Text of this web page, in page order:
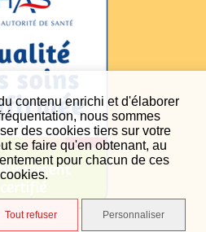
contenu enrichi et d'élaborer
nous sommes
des cookies tiers sur votre
se faire qu'en obtenant, au
pour chacun de ces
cookies.
Tout refuser Personnaliser